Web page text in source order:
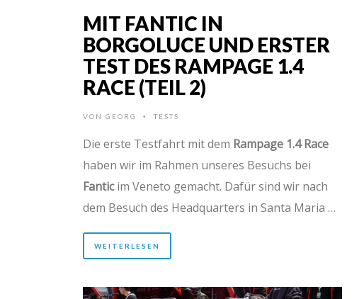
MIT FANTIC IN
BORGOLUCE UND ERSTER
TEST DES RAMPAGE 1.4
RACE (TEIL 2)
VON GEORG • TESTS
Die erste Testfahrt mit dem Rampage 1.4 Race
haben wir im Rahmen unseres Besuchs bei
Fanticim Veneto gemacht. Dafür sind wir nach
dem Besuch des Headquarters in Santa Maria …
WEITERLESEN